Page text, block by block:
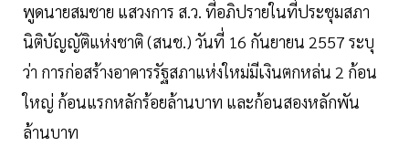
พูดนายสมชาย แสวงการ ส.ว. ที่อภิปรายในที่ประชุมสภา
นิติบัญญัติแห่งชาติ (สนช.) วันที่ 16 กันยายน 2557 ระบุ
ว่า การก่อสร้างอาคารรัฐสภาแห่งใหม่มีเงินตกหล่น 2 ก้อน
ใหญ่ ก้อนแรกหลักร้อยล้านบาท และก้อนสองหลักพัน
ล้านบาท